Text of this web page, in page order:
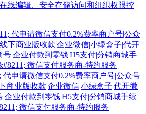
线编辑、安全存储访问和组织权限控
代申请微信支付0.2%费率商户号|公众号|
商业版收款|企业微信|小绿盒子|代开微
|企业付款到零钱|H5支付|分销商城手续
微信支付服务商-特约服务